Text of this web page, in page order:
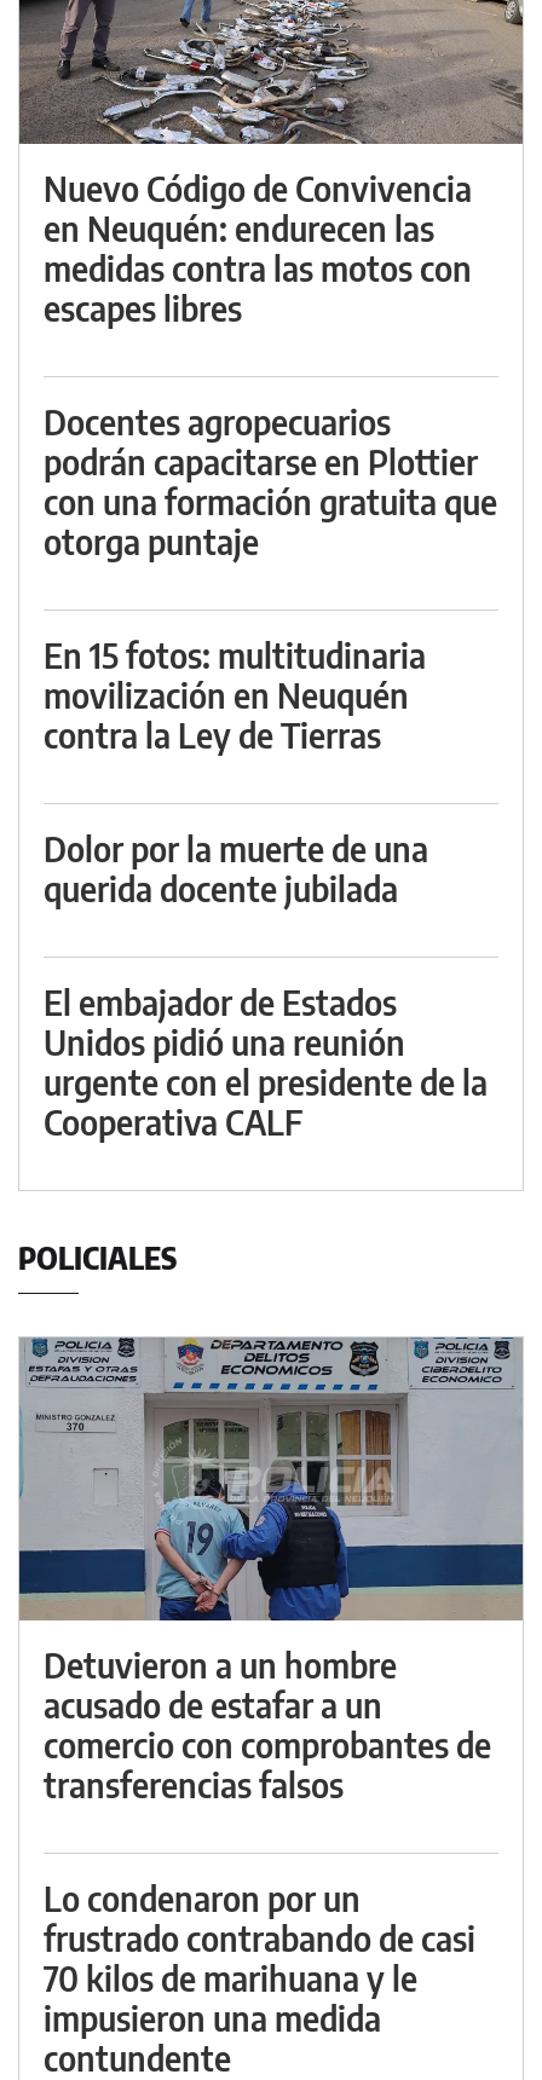
Nuevo Código de Convivencia
en Neuquén: endurecen las
medidas contra las motos con
escapes libres
Docentes agropecuarios
podrán capacitarse en Plottier
con una formación gratuita que
otorga puntaje
En 15 fotos: multitudinaria
movilización en Neuquén
contra la Ley de Tierras
Dolor por la muerte de una
querida docente jubilada
El embajador de Estados
Unidos pidió una reunión
urgente con el presidente de la
Cooperativa CALF
POLICIALES
Detuvieron a un hombre
acusado de estafar a un
comercio con comprobantes de
transferencias falsos
Lo condenaron por un
frustrado contrabando de casi
70 kilos de marihuana y le
impusieron una medida
contundente